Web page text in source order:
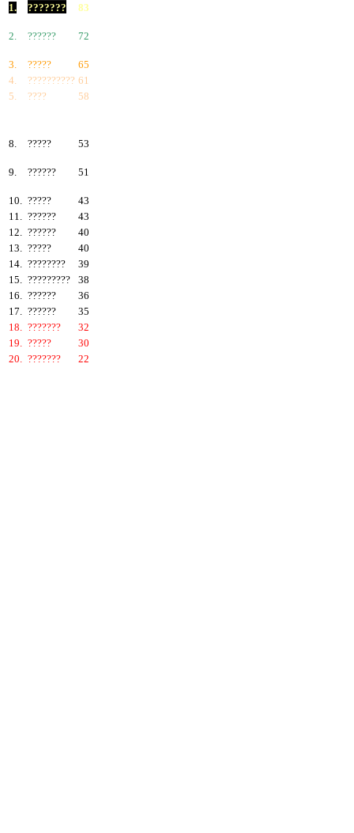
1. ??????? 83
2. ?????? 72
3. ?????
65
4.
?????????? 61
5.
????
58
8.
????? 53
9. ?????? 51
10. ?????
43
11. ??????
43
12. ??????
40
13. ?????
40
14. ????????
39
15. ?????????
38
16. ??????
36
17. ??????
35
18. ???????
32
19. ?????
30
20. ??????? 22